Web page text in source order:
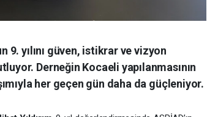
9. yılını güven, istikrar ve vizyon
Derneğin Kocaeli yapılanmasının
her geçen gün daha da güçleniyor.